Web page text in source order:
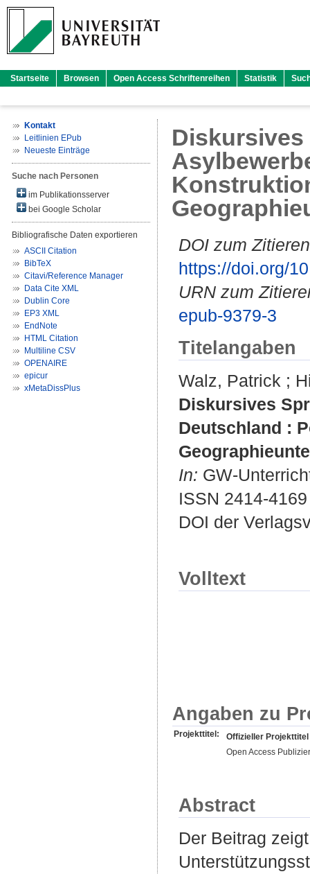
Startseite Browsen Open Access Schriftenreihen Statistik
Kontakt
Leitlinien EPub
Neueste Einträge
Suche nach Personen
im Publikationsserver
bei Google Scholar
Bibliografische Daten exportieren
ASCII Citation
BibTeX
Citavi/Reference Manager
Data Cite XML
Dublin Core
EP3 XML
EndNote
HTML Citation
Multiline CSV
OPENAIRE
epicur
xMetaDissPlus
Diskursives
DOI zum
https://doi.org/
URN zum
epub-9379-3
Titelangaben
Walz, Patrick ;
Diskursives
Deutschland :
In: GW-
ISSN 2414-4169
DOI der
Volltext
Angaben zu
Projekttitel:
Offizieller Projekttitel
Open Access
Abstract
Der Beitrag